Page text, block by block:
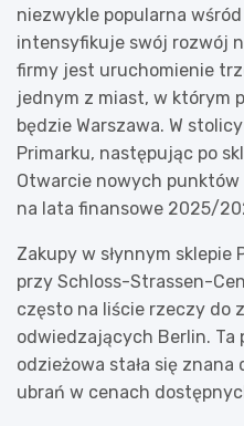
niezwykle popularna
intensyfikuje swój rozwój
firmy jest uruchomienie
jednym z miast, w którym
będzie Warszawa. W
Primarku, następując po
Otwarcie nowych
na lata finansowe 2025/
Zakupy w słynnym sklepie
przy Schloss-Strassen-
często na liście rzeczy do
odwiedzających Berlin. Ta
odzieżowa stała się
ubrań w cenach